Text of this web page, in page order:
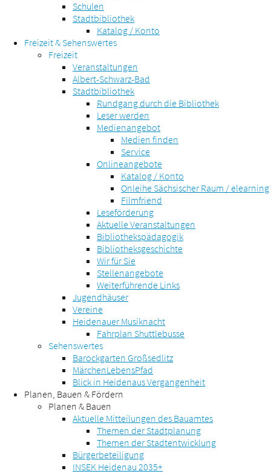
Schulen
Stadtbibliothek
Katalog / Konto
Freizeit & Sehenswertes
Freizeit
Veranstaltungen
Albert-Schwarz-Bad
Stadtbibliothek
Rundgang durch die Bibliothek
Leser werden
Medienangebot
Medien finden
Service
Onlineangebote
Katalog / Konto
Onleihe Sächsischer Raum / elearning
Filmfriend
Leseförderung
Aktuelle Veranstaltungen
Bibliothekspädagogik
Bibliotheksgeschichte
Wir für Sie
Stellenangebote
Weiterführende Links
Jugendhäuser
Vereine
Heidenauer Musiknacht
Fahrplan Shuttlebusse
Sehenswertes
Barockgarten Großsedlitz
MärchenLebensPfad
Blick in Heidenaus Vergangenheit
Planen, Bauen & Fördern
Planen & Bauen
Aktuelle Mitteilungen des Bauamtes
Themen der Stadtplanung
Themen der Stadtentwicklung
Bürgerbeteiligung
INSEK Heidenau 2035+